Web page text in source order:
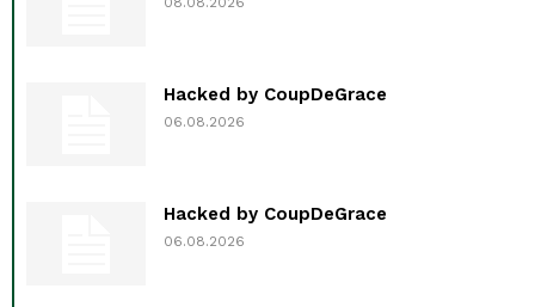
Hacked by CoupDeGrace
06.08.2026
Hacked by CoupDeGrace
06.08.2026